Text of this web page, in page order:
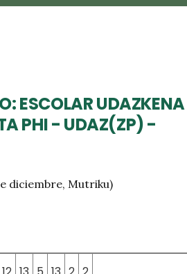
ESCOLAR UDAZKENA
PHI - UDAZ(ZP) -
diciembre, Mutriku)